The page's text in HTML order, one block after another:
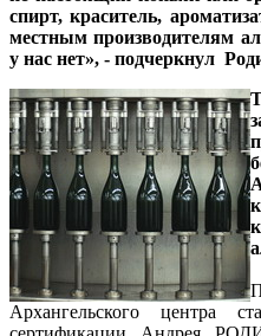
спирт, краситель,
местным производителям
у нас нет», - подчеркнул
Архангельского центра